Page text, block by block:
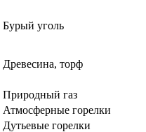
Бурый уголь
Древесина, торф
Природный газ
Атмосферные горелки
Дутьевые горелки